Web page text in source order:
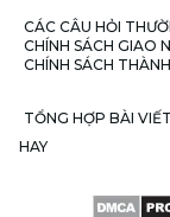
CÁC CÂU HỎI
CHÍNH SÁCH GIAO
CHÍNH SÁCH
TỔNG HỢP BÀI
HAY